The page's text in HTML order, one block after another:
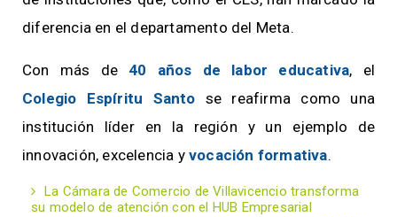
diferencia en el departamento del Meta.
Con más de 40 años de labor educativa, el
Colegio Espíritu Santo se reafirma como una
institución líder en la región y un ejemplo de
innovación, excelencia y vocación formativa.
La Cámara de Comercio de Villavicencio transforma
su modelo de atención con el HUB Empresarial